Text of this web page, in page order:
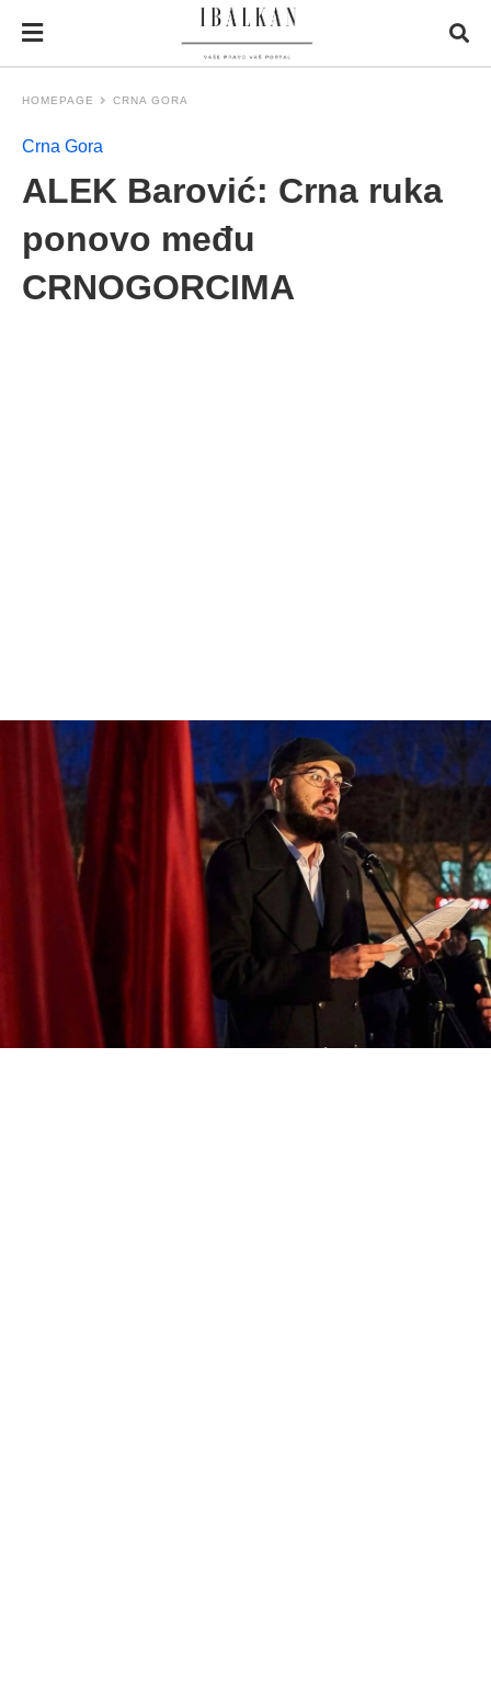
HOMEPAGE CRNA GORA
Crna Gora
ALEK Barović: Crna ruka
ponovo među
CRNOGORCIMA